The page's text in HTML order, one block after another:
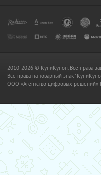
2010-2026 © КупиКупон. Все права
Все права на товарный знак
OOO «Агентство цифровых